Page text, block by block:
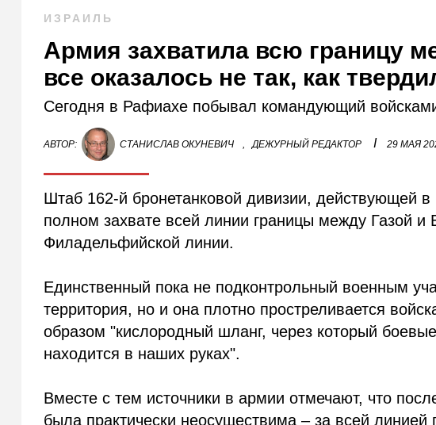
ИЗРАИЛЬ
Армия захватила всю границу
все оказалось не так, как
Сегодня в Рафиахе побывал командующий
АВТОР: СТАНИСЛАВ ОКУНЕВИЧ , ДЕЖУРНЫЙ РЕДАКТОР I 29 МАЯ
Штаб 162-й бронетанковой дивизии, действующей в
полном захвате всей линии границы между Газой и
Филадельфийской линии.
Единственный пока не подконтрольный военным
территория, но и она плотно простреливается
образом "кислородный шланг, через который
находится в наших руках".
Вместе с тем источники в армии отмечают, что
была практически неосуществима – за всей